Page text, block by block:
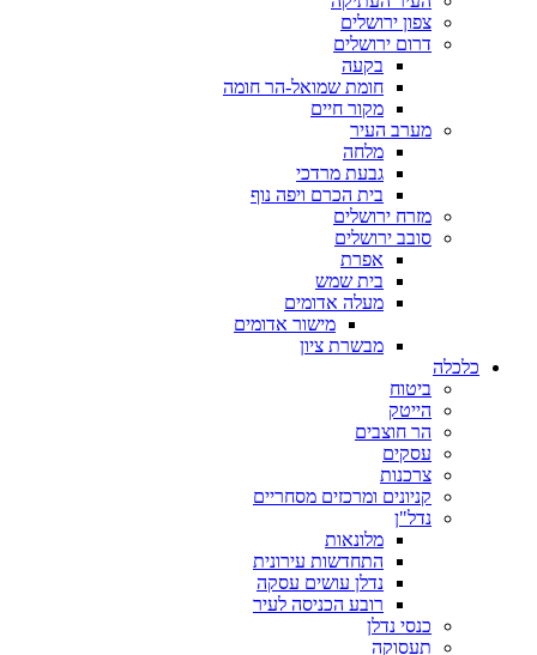
צפון ירושלים
דרום ירושלים
בקעה
חומת שמואל-הר חומה
מקור חיים
מערב העיר
מלחה
גבעת מרדכי
בית הכרם ויפה נוף
מזרח ירושלים
סובב ירושלים
אפרת
בית שמש
מעלה אדומים
מישור אדומים
מבשרת ציון
כלכלה
ביטוח
הייטק
הר חוצבים
עסקים
צרכנות
קניונים ומרכזים מסחריים
נדל"ן
מלונאות
התחדשות עירונית
נדלן עושים עסקה
רובע הכניסה לעיר
כנסי נדלן
תעסוקה